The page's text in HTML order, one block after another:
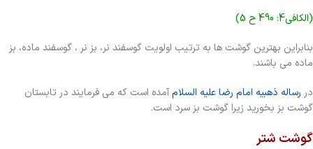
(الکافی4: 490 ح 5)
بنابراین بهترین گوشت ها به ترتیب اولویت گوسفند نر، بز نر ، گوسفند ماده، بز
ماده می باشند.
در رساله ذهبیه امام رضا علیه السلامآمده است که می فرمایند در تابستان
گوشت بز بخورید زیرا گوشت بز سرد است.
گوشت شتر